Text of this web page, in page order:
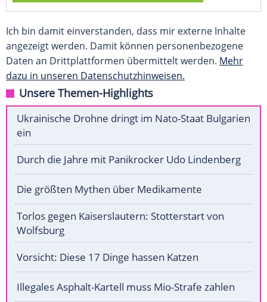
Ich bin damit einverstanden, dass mir externe Inhalte
angezeigt werden. Damit können personenbezogene
Daten an Drittplattformen übermittelt werden. Mehr
dazu in unseren Datenschutzhinweisen.
Unsere Themen-Highlights
Ukrainische Drohne dringt im Nato-Staat Bulgarien
ein
Durch die Jahre mit Panikrocker Udo Lindenberg
Die größten Mythen über Medikamente
Torlos gegen Kaiserslautern: Stotterstart von
Wolfsburg
Vorsicht: Diese 17 Dinge hassen Katzen
Illegales Asphalt-Kartell muss Mio-Strafe zahlen